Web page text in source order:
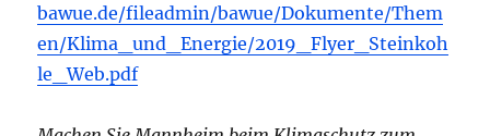
bawue.de/fileadmin/bawue/Dokumente/Them
en/Klima_und_Energie/2019_Flyer_Steinkoh
le_Web.pdf